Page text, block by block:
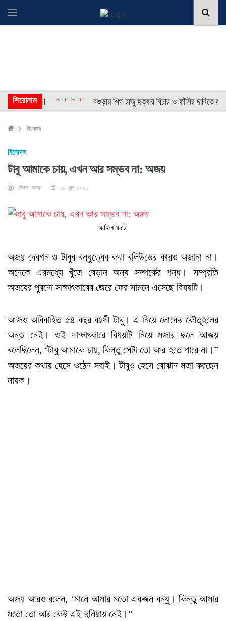
শিরোনাম
প্রায় দ্বিগুণ * * * * বগুড়ায় শিশু রাজু হত্যার বিচার ও ফাঁসির দাবিতে
বিনোদন
বিনোদন
টাবু আমাকে চায়, এখন আর সম্ভব না: অজয়
নিউজ ডেস্ক ০৮ জুন, ২০২৬
ফাইল ফটো
অজয় দেবগন ও টাবুর বন্ধুত্বের কথা বলিউডের কারও অজানা না।
অনেকে এরমধ্যে খুঁজে বেড়ান অন্য সম্পর্কের গন্ধ। সম্প্রতি
অজয়ের পুরনো সাক্ষাৎকারের জেরে ফের সামনে এসেছে বিষয়টি।
আজও অবিবাহিত ৫৪ বছর বয়সী টাবু। এ নিয়ে লোকের কৌতূহলের
অন্ত নেই। ওই সাক্ষাৎকারে বিষয়টি নিয়ে মজার ছলে আজয়
বলেছিলেন, ‘টাবু আমাকে চায়, কিন্তু সেটা তো আর হতে পারে না।”
অজয়ের কথায় হেসে ওঠেন সবাই। টাবুও হেসে বোঝান মজা করছেন
নায়ক।
অজয় আরও বলেন, ‘মানে আমার মতো একজন বন্ধু। কিন্তু আমার
মতো তো আর কেউ এই দুনিয়ায় নেই।”